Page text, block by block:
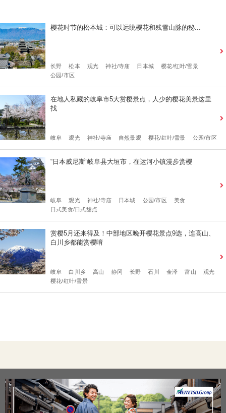
樱花时节的松本城：可以远眺樱花和残雪山脉的秘...
长野 松本 观光 神社/寺庙 日本城
樱花/红叶/雪景
公园/市区
在地人私藏的岐阜市5大赏樱景点，人少的樱花美景这里
找
岐阜 观光 神社/寺庙 自然景观 樱花/红叶/雪景 公园/市区
“日本威尼斯”岐阜县大垣市，在运河小镇漫步赏樱
岐阜 观光 神社/寺庙 日本城 公园/市区
美食
日式美食/日式甜点
赏樱5月还来得及！中部地区晚开樱花景点9选，连高山、
白川乡都能赏樱唷
岐阜 白川乡 高山 静冈 长野 石川 金泽 富山
观光
樱花/红叶/雪景